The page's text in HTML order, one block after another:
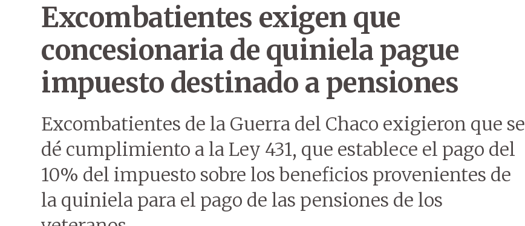
Excombatientes exigen que
concesionaria de quiniela pague
impuesto destinado a pensiones
Excombatientes de la Guerra del Chaco exigieron que se
dé cumplimiento a la Ley 431, que establece el pago del
10% del impuesto sobre los beneficios provenientes de
la quiniela para el pago de las pensiones de los